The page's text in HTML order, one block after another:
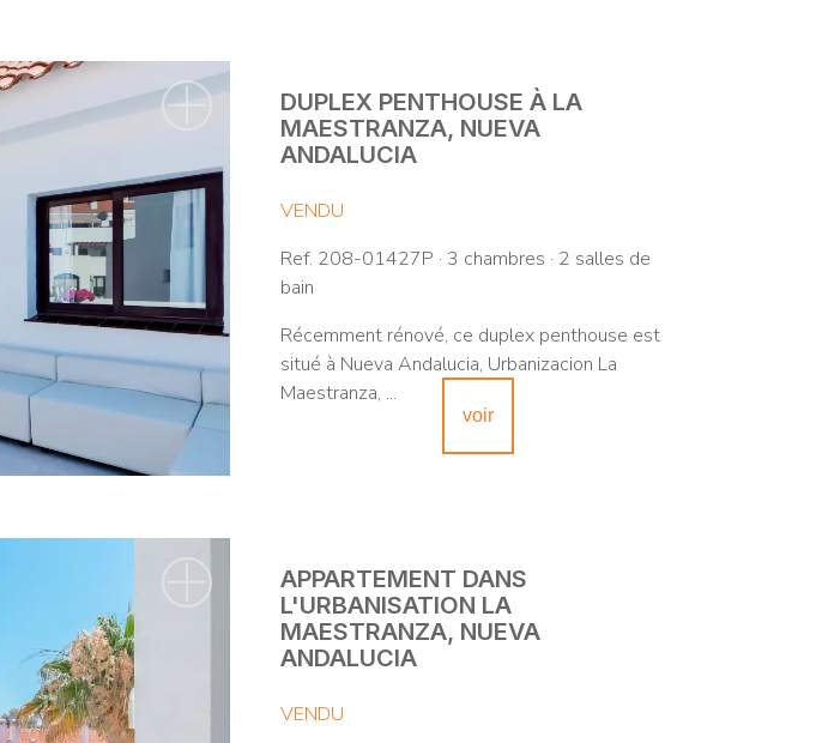
DUPLEX PENTHOUSE À LA
MAESTRANZA, NUEVA
ANDALUCIA
VENDU
Ref. 208-01427P · 3 chambres · 2 salles de
bain
Récemment rénové, ce duplex penthouse est
situé à Nueva Andalucia, Urbanizacion La
Maestranza, ...
voir
APPARTEMENT DANS
L'URBANISATION LA
MAESTRANZA, NUEVA
ANDALUCIA
VENDU